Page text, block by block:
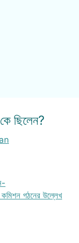
ছিলেন?
কমিশন গঠনের উল্লেখ